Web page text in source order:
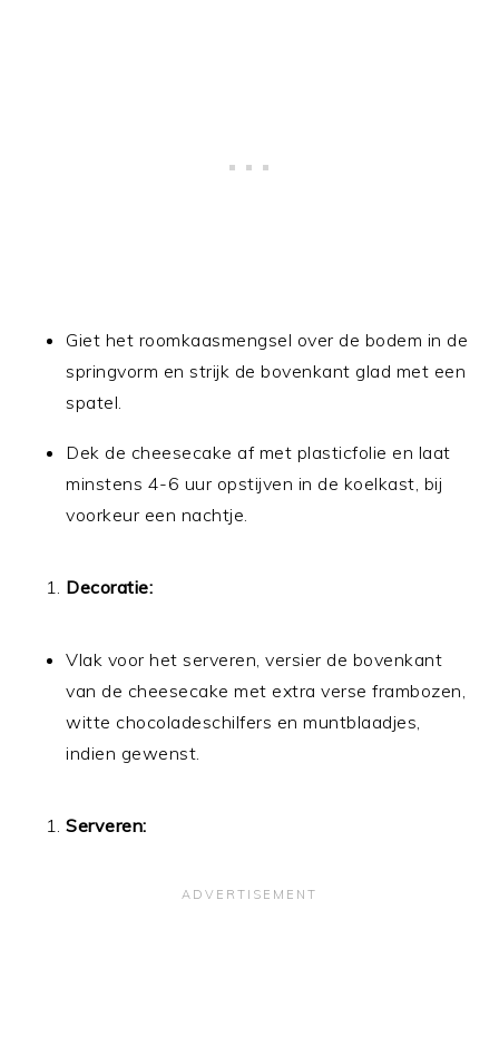
Giet het roomkaasmengsel over de bodem in de
springvorm en strijk de bovenkant glad met een
spatel.
Dek de cheesecake af met plasticfolie en laat
minstens 4-6 uur opstijven in de koelkast, bij
voorkeur een nachtje.
Decoratie:
Vlak voor het serveren, versier de bovenkant
van de cheesecake met extra verse frambozen,
witte chocoladeschilfers en muntblaadjes,
indien gewenst.
Serveren: